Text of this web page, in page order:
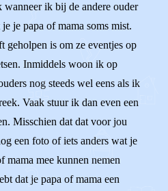
ik bij de andere ouder
je papa of mama soms mist.
geholpen is om ze eventjes op
Inmiddels woon ik op
nog steeds wel eens als ik
Vaak stuur ik dan even een
Misschien dat dat voor jou
een foto of iets anders wat je
mama mee kunnen nemen
dat je papa of mama een